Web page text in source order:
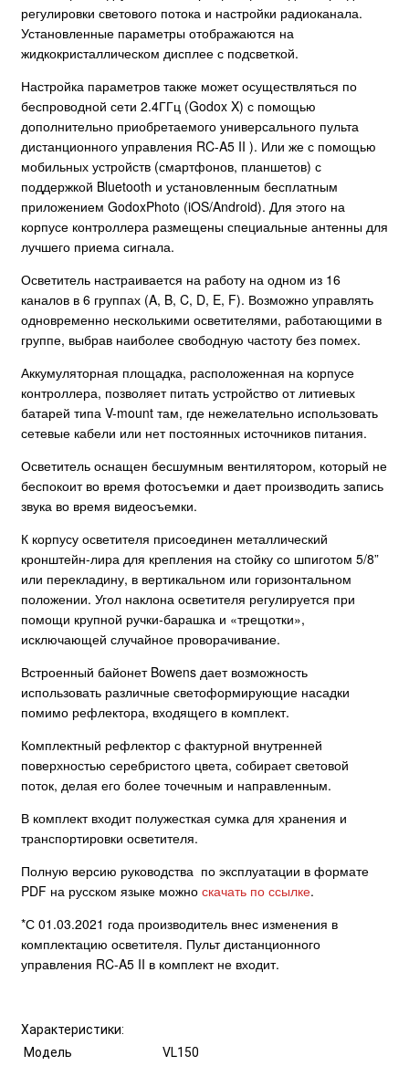
регулировки светового потока и настройки радиоканала.
Установленные параметры отображаются на
жидкокристаллическом дисплее с подсветкой.
Настройка параметров также может осуществляться по
беспроводной сети 2.4ГГц (Godox X) с помощью
дополнительно приобретаемого универсального пульта
дистанционного управления RC-A5 II ). Или же с помощью
мобильных устройств (смартфонов, планшетов) с
поддержкой Bluetooth и установленным бесплатным
приложением GodoxPhoto (iOS/Android). Для этого на
корпусе контроллера размещены специальные антенны для
лучшего приема сигнала.
Осветитель настраивается на работу на одном из 16
каналов в 6 группах (A, B, C, D, E, F). Возможно управлять
одновременно несколькими осветителями, работающими в
группе, выбрав наиболее свободную частоту без помех.
Аккумуляторная площадка, расположенная на корпусе
контроллера, позволяет питать устройство от литиевых
батарей типа V-mount там, где нежелательно использовать
сетевые кабели или нет постоянных источников питания.
Осветитель оснащен бесшумным вентилятором, который не
беспокоит во время фотосъемки и дает производить запись
звука во время видеосъемки.
К корпусу осветителя присоединен металлический
кронштейн-лира для крепления на стойку со шпиготом 5/8”
или перекладину, в вертикальном или горизонтальном
положении. Угол наклона осветителя регулируется при
помощи крупной ручки-барашка и «трещотки»,
исключающей случайное проворачивание.
Встроенный байонет Bowens дает возможность
использовать различные светоформирующие насадки
помимо рефлектора, входящего в комплект.
Комплектный рефлектор с фактурной внутренней
поверхностью серебристого цвета, собирает световой
поток, делая его более точечным и направленным.
В комплект входит полужесткая сумка для хранения и
транспортировки осветителя.
Полную версию руководства по эксплуатации в формате
PDF на русском языке можно скачать по ссылке.
*С 01.03.2021 года производитель внес изменения в
комплектацию осветителя. Пульт дистанционного
управления RC-A5 II в комплект не входит.
Характеристики:
Модель
VL150